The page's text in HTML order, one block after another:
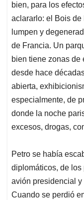
bien, para los
aclararlo: el Bois
lumpen y
de Francia. Un
bien tiene zonas de
desde hace
abierta,
especialmente, de
donde la noche
excesos, drogas,
Petro se había
diplomáticos, de los
avión presidencial
Cuando se perdió